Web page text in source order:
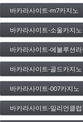
바카라사이트-m7카지노
바카라사이트-소울카지노
바카라사이트-에볼루션
바카라사이트-골드카지노
바카라사이트-007카지노
바카라사이트-밀리언클